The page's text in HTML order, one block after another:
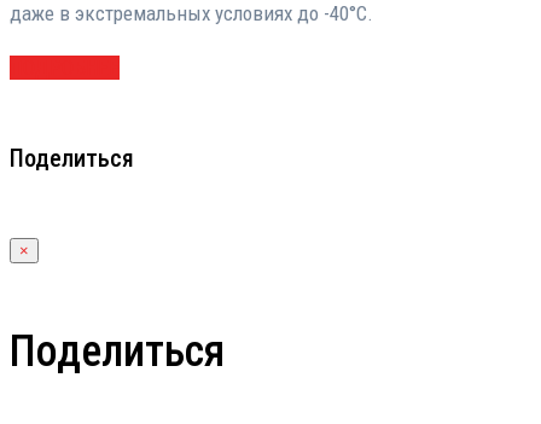
даже в экстремальных условиях до -40°С.
Поделиться
×
Поделиться